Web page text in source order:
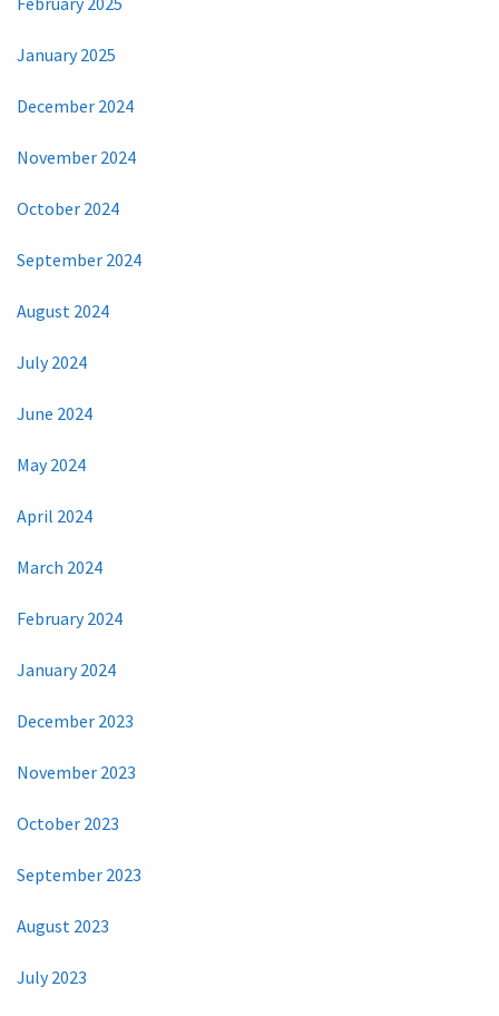
January 2025
December 2024
November 2024
October 2024
September 2024
August 2024
July 2024
June 2024
May 2024
April 2024
March 2024
February 2024
January 2024
December 2023
November 2023
October 2023
September 2023
August 2023
July 2023